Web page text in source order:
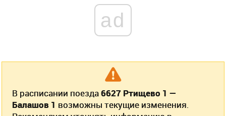
ad
В расписании поезда6627 Ртищево 1 —
Балашов 1 возможны текущие изменения.